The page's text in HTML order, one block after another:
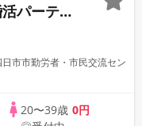
パーティ
市市勤労者・市民交流セン
20〜39歳 0円